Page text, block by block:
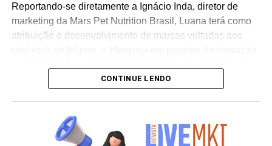
Reportando-se diretamente a Ignácio Inda, diretor de
marketing da Mars Pet Nutrition Brasil, Luana terá como
atribuição o desenvolvimento de marcas voltadas aos
relacionamento das linhas com os tutores de animais no
motiva muito. Quero contribuir para o desenvolvimento
dessas marcas no Brasil e fortalecer ainda mais sua
CONTINUE LENDO